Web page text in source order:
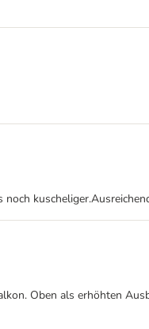
Oben als erhöhten